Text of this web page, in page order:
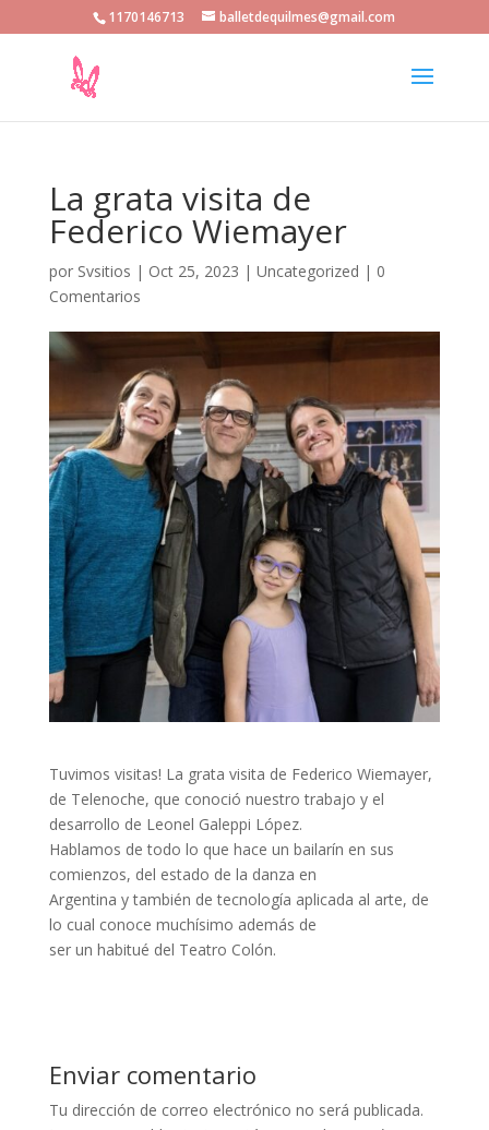
1170146713 balletdequilmes@gmail.com
La grata visita de
Federico Wiemayer
por Svsitios | Oct 25, 2023 | Uncategorized | 0
Comentarios
Tuvimos visitas! La grata visita de Federico Wiemayer,
de Telenoche, que conoció nuestro trabajo y el
desarrollo de Leonel Galeppi López.
Hablamos de todo lo que hace un bailarín en sus
comienzos, del estado de la danza en
Argentina y también de tecnología aplicada al arte, de
lo cual conoce muchísimo además de
ser un habitué del Teatro Colón.
Enviar comentario
Tu dirección de correo electrónico no será publicada.